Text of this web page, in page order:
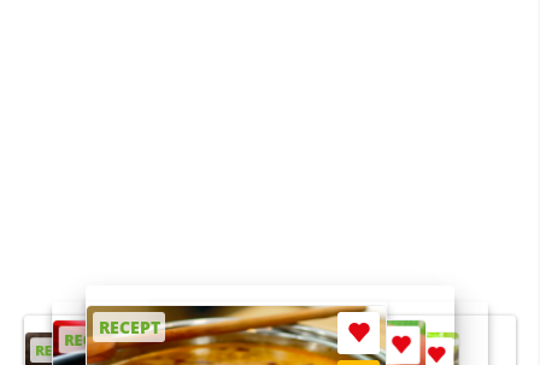
RECEPT
RECEPT
RECEPT
RECEPT
RECEPT